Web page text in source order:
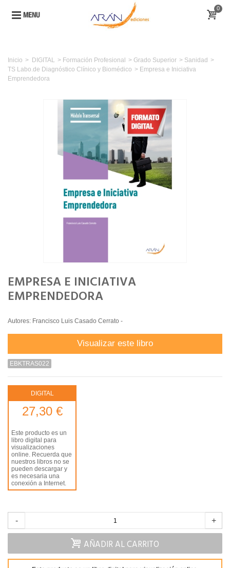
MENU
0
Inicio > DIGITAL > Formación Profesional > Grado Superior > Sanidad >
TS Labo.de Diagnóstico Clínico y Biomédico > Empresa e Iniciativa
Emprendedora
EMPRESA E INICIATIVA
EMPRENDEDORA
Autores: Francisco Luis Casado Cerrato -
Visualizar este libro
EBKTRAS022
DIGITAL
27,30 €
Este producto es un
libro digital para
visualizaciones
online. Recuerda que
nuestros libros no se
pueden descargar y
es necesaria una
conexión a Internet.
- +
AÑADIR AL CARRITO